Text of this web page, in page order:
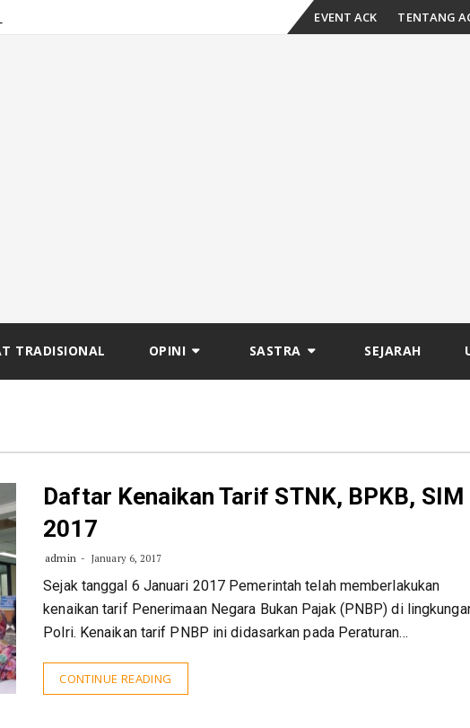
SkipEVENT ACK TENTANG
TRADISIONAL OPINI SASTRA SEJARAH
Daftar Kenaikan Tarif STNK, BPKB, SIM
2017
admin January 6, 2017
Sejak tanggal 6 Januari 2017 Pemerintah telah memberlakukan
kenaikan tarif Penerimaan Negara Bukan Pajak (PNBP) di
Polri. Kenaikan tarif PNBP ini didasarkan pada Peraturan…
CONTINUE READING